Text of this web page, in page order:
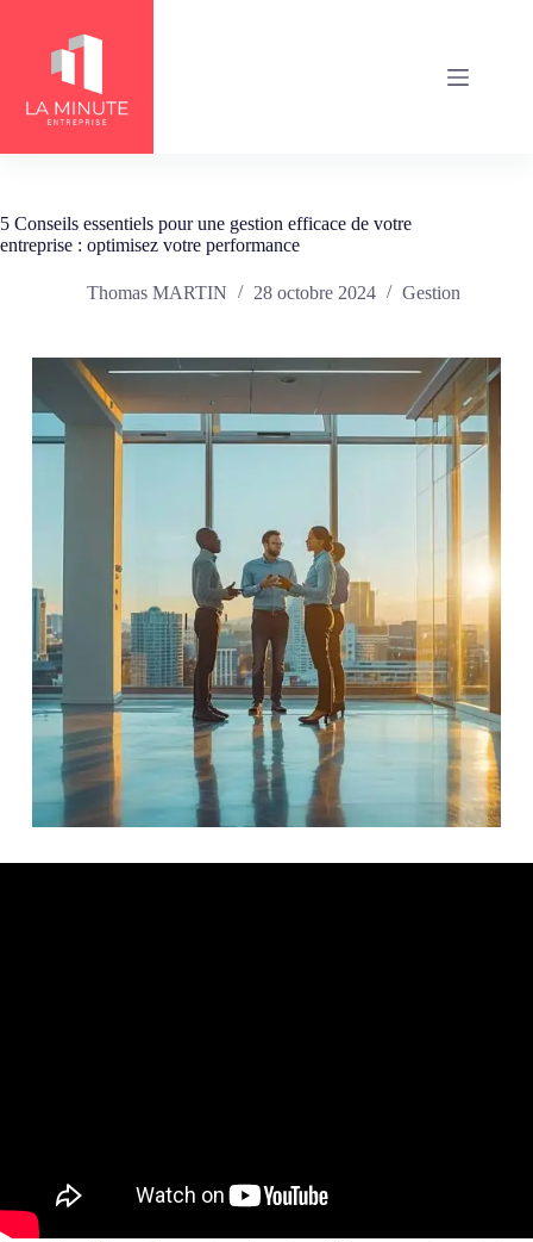
contenu
5 Conseils essentiels pour une gestion efficace de votre
entreprise : optimisez votre performance
Thomas MARTIN 28 octobre 2024 Gestion